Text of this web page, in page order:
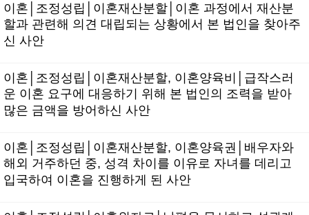
이혼│조정성립│이혼재산분할│이혼 과정에서 재산분
할과 관련해 의견 대립되는 상황에서 본 법인을 찾아주
신 사안
이혼│조정성립│이혼재산분할, 이혼양육비│급작스러
운 이혼 요구에 대응하기 위해 본 법인의 조력을 받아
많은 금액을 방어하신 사안
이혼│조정성립│이혼재산분할, 이혼양육권│배우자와
해외 거주하던 중, 성격 차이를 이유로 자녀를 데리고
입국하여 이혼을 진행하게 된 사안